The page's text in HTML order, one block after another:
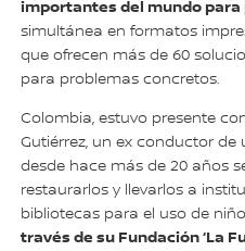
importantes del mundo para
simultánea en formatos
que ofrecen más de 60
para problemas concretos.
Colombia, estuvo presente
Gutiérrez, un ex conductor
desde hace más de 20 años
restaurarlos y llevarlos a
bibliotecas para el uso de
través de su Fundación ‘La